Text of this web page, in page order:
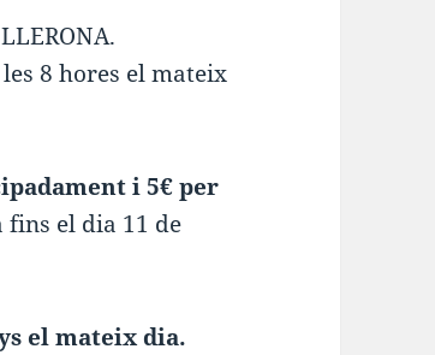
8 hores el mateix
i 5€ per
el dia 11 de
el mateix dia.